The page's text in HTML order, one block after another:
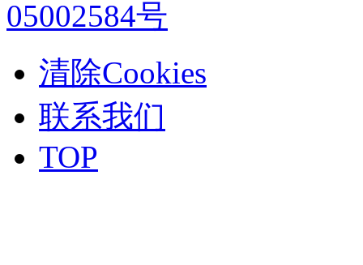
05002584号
清除Cookies
联系我们
TOP